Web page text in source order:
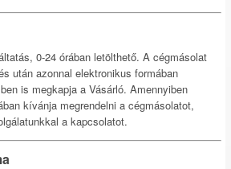
0-24 órában letölthető. A cégmásolat
után azonnal elektronikus formában
is megkapja a Vásárló. Amennyiben
kívánja megrendelni a cégmásolatot,
a kapcsolatot.